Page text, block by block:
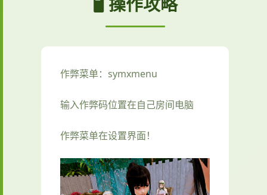
作弊菜单：symxmenu
输入作弊码位置在自己房间电脑
作弊菜单在设置界面！